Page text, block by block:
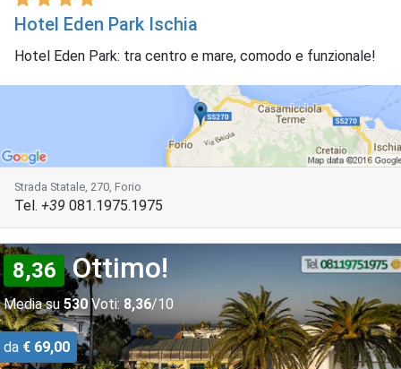
Hotel Eden Park Ischia
Hotel Eden Park: tra centro e mare, comodo e funzionale!
Strada Statale, 270, Forio
Tel. +39 081.1975.1975
8,36 Ottimo!
Media su 530 Voti: 8,36/10
da € 69,00